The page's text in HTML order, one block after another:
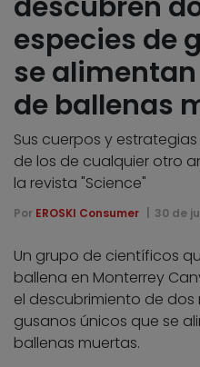
especies de
se
de ballenas
Sus cuerpos y
de los de cualquier otro
la revista "Science"
Por EROSKI Consumer 30 de
Un grupo de científicos
ballena en Monterrey
el descubrimiento de
gusanos únicos que se
ballenas muertas.